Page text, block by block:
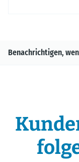
Benachrichtigen,